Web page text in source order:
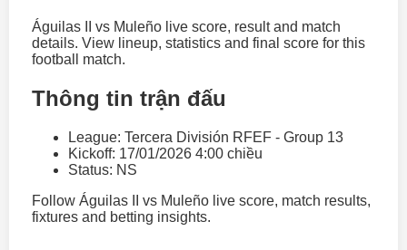
Águilas II vs Muleño live score, result and match
details. View lineup, statistics and final score for this
football match.
Thông tin trận đấu
League: Tercera División RFEF - Group 13
Kickoff: 17/01/2026 4:00 chiều
Status: NS
Follow Águilas II vs Muleño live score, match results,
fixtures and betting insights.